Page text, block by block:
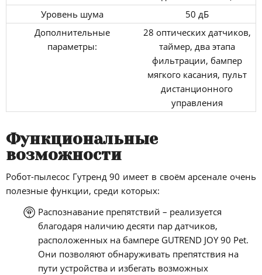
Уровень шума
50 дБ
Дополнительные
параметры:
28 оптических датчиков,
таймер, два этапа
фильтрации, бампер
мягкого касания, пульт
дистанционного
управления
Функциональные
возможности
Робот-пылесос Гутренд 90 имеет в своём арсенале очень
полезные функции, среди которых:
Распознавание препятствий – реализуется
благодаря наличию десяти пар датчиков,
расположенных на бампере GUTREND JOY 90 Pet.
Они позволяют обнаруживать препятствия на
пути устройства и избегать возможных